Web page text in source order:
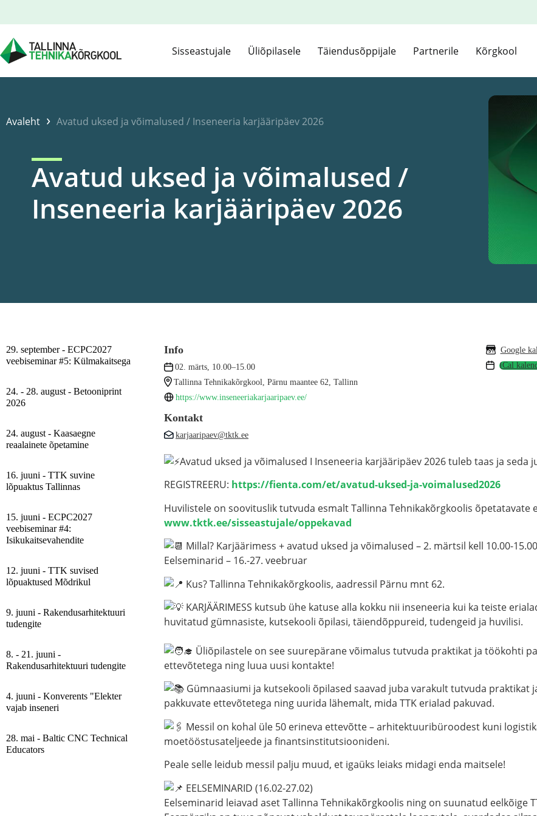
Sisseastujale Üliõpilasele Täiendusõppijale Partnerile Kõrgkool
Avaleht › Avatud uksed ja võimalused / Inseneeria karjääripäev 2026
Avatud uksed ja võimalused /
Inseneeria karjääripäev 2026
29. september - ECPC2027
veebiseminar #5: Külmakaitsega
24. - 28. august - Betooniprint
2026
24. august - Kaasaegne
reaalainete õpetamine
16. juuni - TTK suvine
lõpuaktus Tallinnas
15. juuni - ECPC2027
veebiseminar #4:
Isikukaitsevahendite
12. juuni - TTK suvised
lõpuaktused Mõdrikul
9. juuni - Rakendusarhitektuuri
tudengite
8. - 21. juuni -
Rakendusarhitektuuri tudengite
4. juuni - Konverents "Elekter
vajab inseneri
28. mai - Baltic CNC Technical
Educators
Info
02. märts, 10.00–15.00
Tallinna Tehnikakõrgkool, Pärnu maantee 62, Tallinn
https://www.inseneeriakarjaaripaev.ee/
Kontakt
karjaaripaev@tktk.ee
Google
Avatud uksed ja võimalused I Inseneeria karjääripäev 2026 tuleb taas ja seda
REGISTREERU: https://fienta.com/et/avatud-uksed-ja-voimalused2026
Huvilistele on soovituslik tutvuda esmalt Tallinna Tehnikakõrgkoolis õpetatavate
www.tktk.ee/sisseastujale/oppekavad
Millal? Karjäärimess + avatud uksed ja võimalused – 2. märtsil kell 10.00-15.00
Eelseminarid – 16.-27. veebruar
Kus?Tallinna Tehnikakõrgkoolis, aadressil Pärnu mnt 62.
KARJÄÄRIMESS kutsub ühe katuse alla kokku nii inseneeria kui ka teiste
huvitatud gümnasiste, kutsekooli õpilasi, täiendõppureid, tudengeid ja huvilisi.
Üliõpilastele on see suurepärane võimalus tutvuda praktikat ja töökohti
ettevõtetega ning luua uusi kontakte!
Gümnaasiumi ja kutsekooli õpilased saavad juba varakult tutvuda praktikat
pakkuvate ettevõtetega ning uurida lähemalt, mida TTK erialad pakuvad.
Messil on kohal üle 50 erineva ettevõtte– arhitektuuribüroodest kuni
moetööstusateljeede ja finantsinstitutsioonideni.
Peale selle leidub messil palju muud, et igaüks leiaks midagi enda maitsele!
EELSEMINARID (16.02-27.02)
Eelseminarid leiavad aset Tallinna Tehnikakõrgkoolis ning on suunatud eelkõige